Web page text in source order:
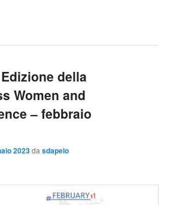
della
Women and
– febbraio
2023dasdapelo